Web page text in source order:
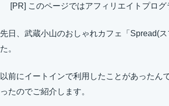
[PR] このページではアフィリエイトプロ
先日、武蔵小山のおしゃれカフェ「Spread(
た。
以前にイートインで利用したことがあった
ったのでご紹介します。